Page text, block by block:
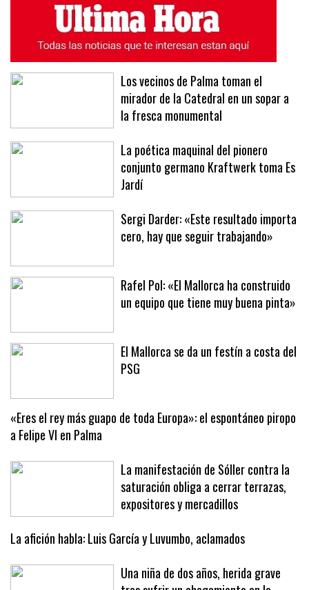
ÚLTIMAS NOTICIAS MÁS LEÍDAS
Los vecinos de Palma toman el
mirador de la Catedral en un sopar a
la fresca monumental
La poética maquinal del pionero
conjunto germano Kraftwerk toma Es
Jardí
Sergi Darder: «Este resultado importa
Rafel Pol: «El Mallorca ha construido
El Mallorca se da un festín a costa del
«Eres el rey más guapo de toda Europa»: el espontáneo piropo
a Felipe VI en Palma
La manifestación de Sóller contra la
saturación obliga a cerrar terrazas,
expositores y mercadillos
La afición habla: Luis García y Luvumbo, aclamados